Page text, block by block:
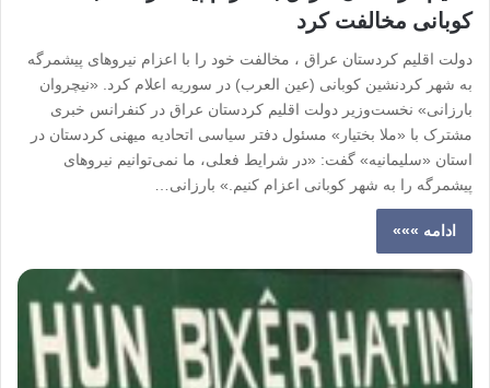
کوبانی مخالفت کرد
دولت اقلیم کردستان عراق ، مخالفت خود را با اعزام نیروهای پیشمرگه
به شهر کردنشین کوبانی (عین العرب) در سوریه اعلام کرد. «نیچروان
بارزانی» نخست‌وزیر دولت اقلیم کردستان عراق در کنفرانس خبری
مشترک با «ملا بختیار» مسئول دفتر سیاسی اتحادیه میهنی کردستان در
استان «سلیمانیه» گفت: «در شرایط فعلی، ما نمی‌توانیم نیروهای
پیشمرگه را به شهر کوبانی اعزام کنیم.» بارزانی…
ادامه »»»